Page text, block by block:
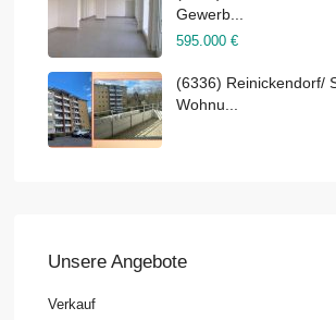
Gewerb...
595.000 €
(6336) Reinickendorf/
Wohnu...
Unsere Angebote
Verkauf